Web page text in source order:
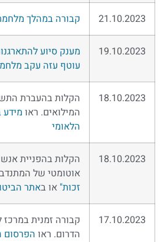
21.10.2023 קבורה במהלך
19.10.2023
מענק סיוע
עוטף עזה עקב
18.10.2023
הקלות בהעברת
המילואים. ראו
הלאומי
18.10.2023
הקלות בהפניית
אוטומטי של
זכות" או באתר
17.10.2023
קבורה זמנית
הדרום. ראו